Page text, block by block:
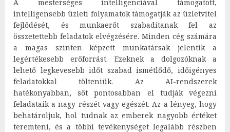
A mesterséges intelligenciával támogatott,
intelligensebb üzleti folyamatok támogatják az üzletvitel
fejlődését, és munkaerőt szabadítanak fel az
összetettebb feladatok elvégzésére. Minden cég számára
a magas szinten képzett munkatársak jelentik a
legértékesebb erőforrást. Ezeknek a dolgozóknak a
lehető legkevesebb időt szabad ismétlődő, időigényes
feladatokkal tölteniük. Az AI-rendszerek
hatékonyabban, sőt pontosabban el tudják végezni
feladataik a nagy részét vagy egészét. Az a lényeg, hogy
behatároljuk, hol tudnak az emberek nagyobb értéket
teremteni, és a többi tevékenységet legalább részben